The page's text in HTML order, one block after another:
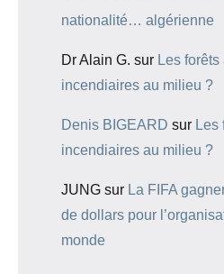
nationalité… algérienne
Dr Alain G. sur Les
incendiaires au milieu ?
Denis BIGEARD sur Les
incendiaires au milieu ?
JUNG sur La FIFA
de dollars pour
monde